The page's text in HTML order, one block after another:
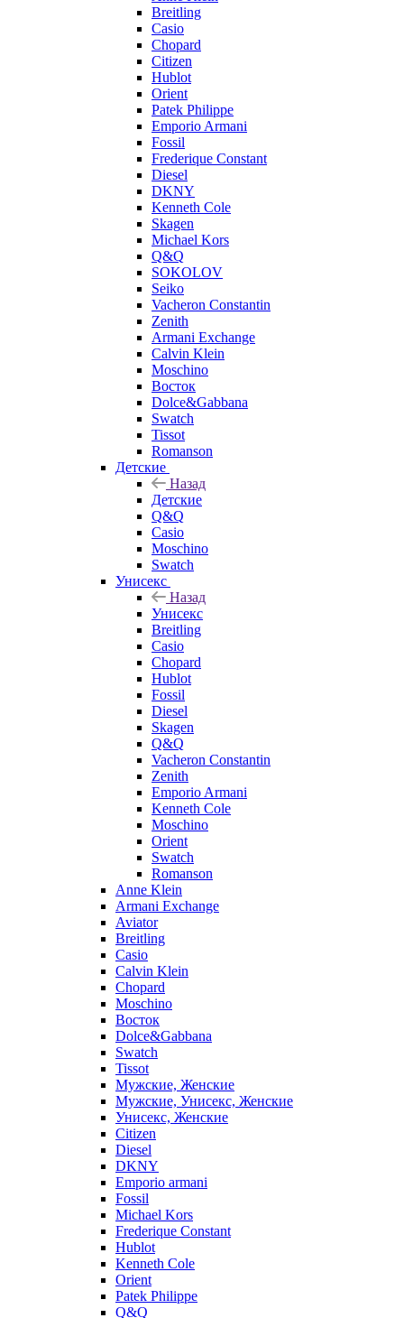
Breitling
Casio
Chopard
Citizen
Hublot
Orient
Patek Philippe
Emporio Armani
Fossil
Frederique Constant
Diesel
DKNY
Kenneth Cole
Skagen
Michael Kors
Q&Q
SOKOLOV
Seiko
Vacheron Constantin
Zenith
Armani Exchange
Calvin Klein
Moschino
Восток
Dolce&Gabbana
Swatch
Tissot
Romanson
Детские
Назад
Детские
Q&Q
Casio
Moschino
Swatch
Унисекс
Назад
Унисекс
Breitling
Casio
Chopard
Hublot
Fossil
Diesel
Skagen
Q&Q
Vacheron Constantin
Zenith
Emporio Armani
Kenneth Cole
Moschino
Orient
Swatch
Romanson
Anne Klein
Armani Exchange
Aviator
Breitling
Casio
Calvin Klein
Chopard
Moschino
Восток
Dolce&Gabbana
Swatch
Tissot
Мужские, Женские
Мужские, Унисекс, Женские
Унисекс, Женские
Citizen
Diesel
DKNY
Emporio armani
Fossil
Michael Kors
Frederique Constant
Hublot
Kenneth Cole
Orient
Patek Philippe
Q&Q